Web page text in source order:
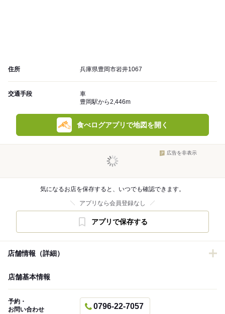
住所 兵庫県豊岡市岩井1067
交通手段
車
豊岡駅から2,446m
食べログアプリで地図を開く
広告を非表示
気になるお店を保存すると、いつでも確認できます。
アプリなら会員登録なし
アプリで保存する
店舗情報（詳細）
店舗基本情報
予約・
お問い合わせ
0796-22-7057